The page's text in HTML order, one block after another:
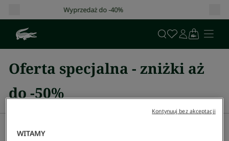
Darmowa dostawa od 400 zł!
Oferta specjalna - zniżki aż
do -50%
WITAMY
Kontynuuj bez akceptacji